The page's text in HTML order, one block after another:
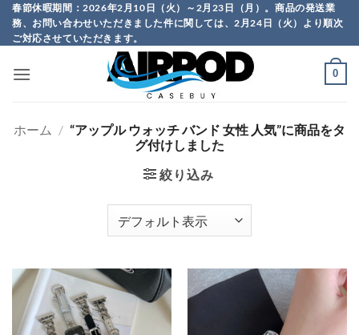
Skip
content
春節休暇期間：2026年2月10日（火）～2月23日（月）。商品の発送業
務、お問い合わせいただきました件に関しては、2月24日（火）より順次
ご対応させていただきます。
0
ホーム / “アップル ウォッチ バンド 女性 人気”に商品をタ
グ付けしました
絞り込み